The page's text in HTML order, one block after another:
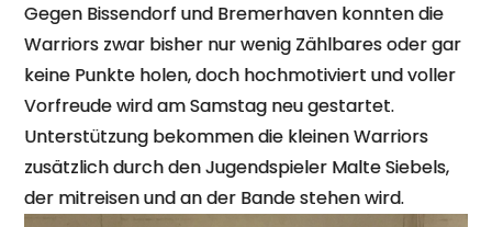
Gegen Bissendorf und Bremerhaven konnten die
Warriors zwar bisher nur wenig Zählbares oder gar
keine Punkte holen, doch hochmotiviert und voller
Vorfreude wird am Samstag neu gestartet.
Unterstützung bekommen die kleinen Warriors
zusätzlich durch den Jugendspieler Malte Siebels,
der mitreisen und an der Bande stehen wird.